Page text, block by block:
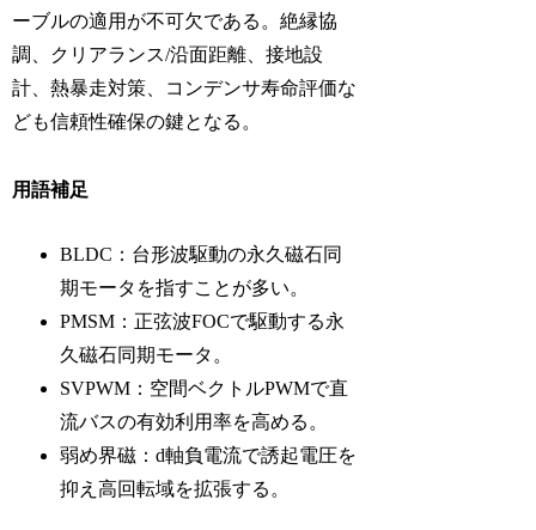
ーブルの適用が不可欠である。絶縁協
調、クリアランス/沿面距離、接地設
計、熱暴走対策、コンデンサ寿命評価な
ども信頼性確保の鍵となる。
用語補足
BLDC：台形波駆動の永久磁石同
期モータを指すことが多い。
PMSM：正弦波FOCで駆動する永
久磁石同期モータ。
SVPWM：空間ベクトルPWMで直
流バスの有効利用率を高める。
弱め界磁：d軸負電流で誘起電圧を
抑え高回転域を拡張する。